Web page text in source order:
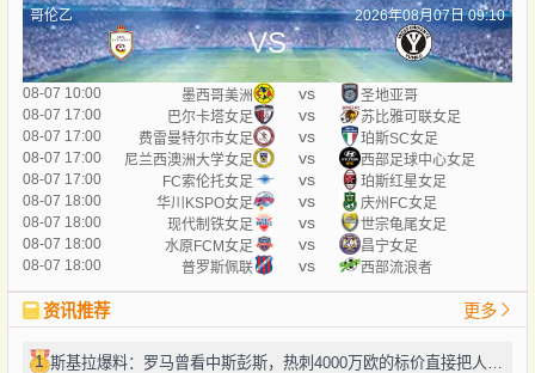
哥伦乙 2026年08月07日 09:10
VS
08-07 10:00 墨西哥美洲 vs
圣地亚哥
08-07 17:00
巴尔卡塔女足 vs
苏比雅可联女足
08-07 17:00
费雷曼特尔市女足 vs
珀斯SC女足
08-07 17:00
尼兰西澳洲大学女足 vs
西部足球中心女足
08-07 17:00
FC索伦托女足 vs
珀斯红星女足
08-07 18:00
华川KSPO女足 vs
庆州FC女足
08-07 18:00
现代制铁女足 vs
世宗龟尾女足
08-07 18:00
水原FCM女足 vs
昌宁女足
08-07 18:00
普罗斯佩联 vs 西部流浪者
资讯推荐 更多
1